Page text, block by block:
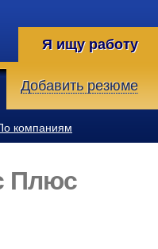
Я ищу работу
Добавить резюме
компаниям
Плюс